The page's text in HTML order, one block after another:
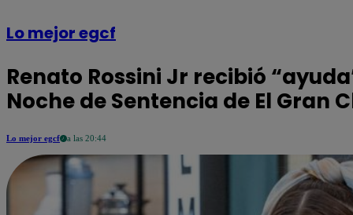
Lo mejor egcf
Renato Rossini Jr recibió
Noche de Sentencia de El Gran
Lo mejor egcf a las 20:44